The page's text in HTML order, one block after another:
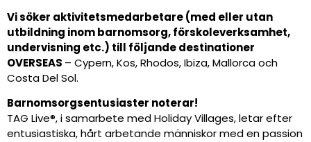
Vi söker aktivitetsmedarbetare (med eller utan
utbildning inom barnomsorg, förskoleverksamhet,
undervisning etc.) till följande destinationer
OVERSEAS – Cypern, Kos, Rhodos, Ibiza, Mallorca och
Costa Del Sol.
Barnomsorgsentusiaster noterar!
TAG Live®, i samarbete med Holiday Villages, letar efter
entusiastiska, hårt arbetande människor med en passion